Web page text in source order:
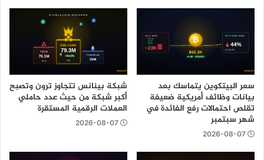
سعر البيتكوين يتماسك بعد
بيانات وظائف أمريكية ضعيفة
تقلص احتمالات رفع الفائدة في
شهر سبتمبر
2026-08-07
شبكة بينانس تتجاوز ترون وتصبح
أكبر شبكة من حيث عدد حاملي
العملات الرقمية المستقرة
2026-08-07